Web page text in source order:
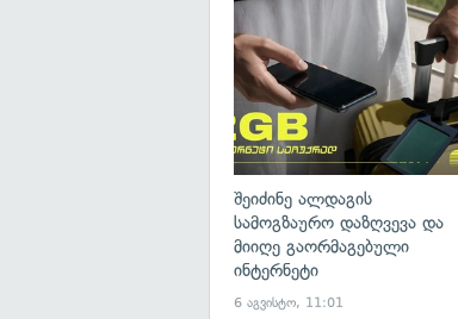
შეიძინე ალდაგის
სამოგზაურო დაზღვევა და
მიიღე გაორმაგებული
ინტერნეტი
6 აგვისტო, 11:01